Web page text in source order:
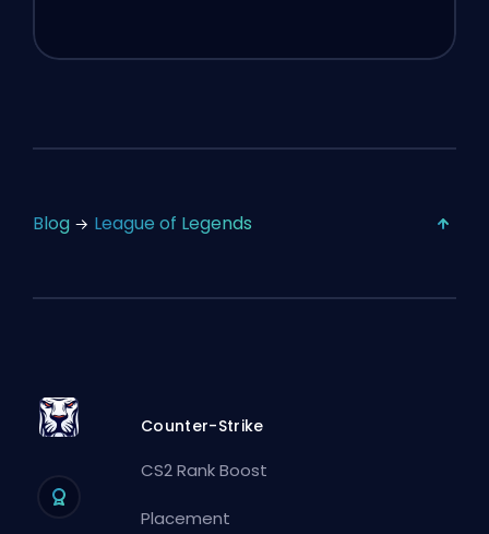
Blog League of Legends
Counter-Strike
CS2 Rank Boost
Placement